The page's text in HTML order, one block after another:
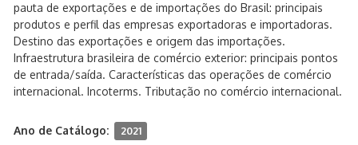
pauta de exportações e de importações do Brasil: principais
produtos e perfil das empresas exportadoras e importadoras.
Destino das exportações e origem das importações.
Infraestrutura brasileira de comércio exterior: principais pontos
de entrada/saída. Características das operações de comércio
internacional. Incoterms. Tributação no comércio internacional.
Ano de Catálogo: 2021